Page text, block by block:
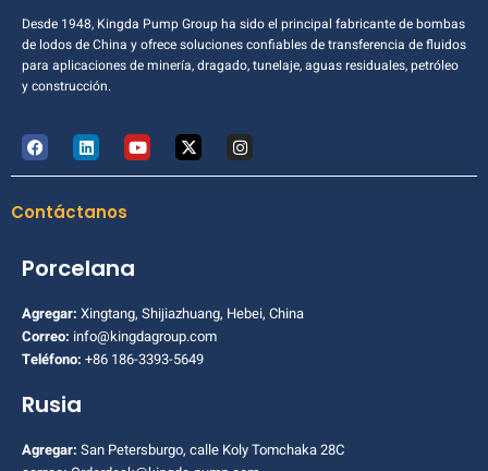
Desde 1948, Kingda Pump Group ha sido el principal fabricante de bombas
de lodos de China y ofrece soluciones confiables de transferencia de fluidos
para aplicaciones de minería, dragado, tunelaje, aguas residuales, petróleo
y construcción.
Contáctanos
Porcelana
Agregar: Xingtang, Shijiazhuang, Hebei, China
Correo: info@kingdagroup.com
Teléfono: +86 186-3393-5649
Rusia
Agregar: San Petersburgo, calle Koly Tomchaka 28C